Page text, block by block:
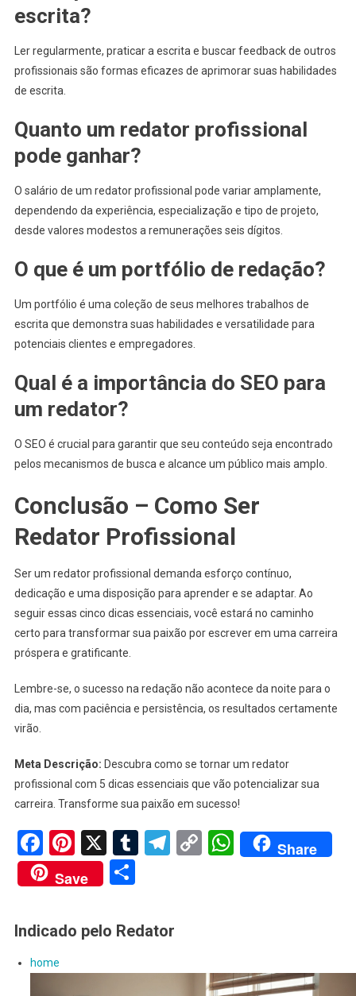
escrita?
Ler regularmente, praticar a escrita e buscar feedback de outros
profissionais são formas eficazes de aprimorar suas habilidades
de escrita.
Quanto um redator profissional
pode ganhar?
O salário de um redator profissional pode variar amplamente,
dependendo da experiência, especialização e tipo de projeto,
desde valores modestos a remunerações seis dígitos.
O que é um portfólio de redação?
Um portfólio é uma coleção de seus melhores trabalhos de
escrita que demonstra suas habilidades e versatilidade para
potenciais clientes e empregadores.
Qual é a importância do SEO para
um redator?
O SEO é crucial para garantir que seu conteúdo seja encontrado
pelos mecanismos de busca e alcance um público mais amplo.
Conclusão – Como Ser
Redator Profissional
Ser um redator profissional demanda esforço contínuo,
dedicação e uma disposição para aprender e se adaptar. Ao
seguir essas cinco dicas essenciais, você estará no caminho
certo para transformar sua paixão por escrever em uma carreira
próspera e gratificante.
Lembre-se, o sucesso na redação não acontece da noite para o
dia, mas com paciência e persistência, os resultados certamente
virão.
Meta Descrição: Descubra como se tornar um redator
profissional com 5 dicas essenciais que vão potencializar sua
carreira. Transforme sua paixão em sucesso!
Facebook
Pinterest
X Tumblr
Telegram
CopyWhatsApp
Share
Save
Share
Indicado pelo Redator
home